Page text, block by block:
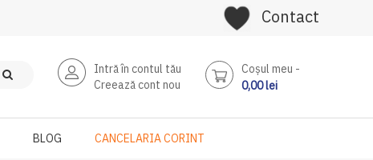
Contact
Intră în contul tău
Creează cont nou
Coşul meu
0,00 lei
BLOG CANCELARIA CORINT